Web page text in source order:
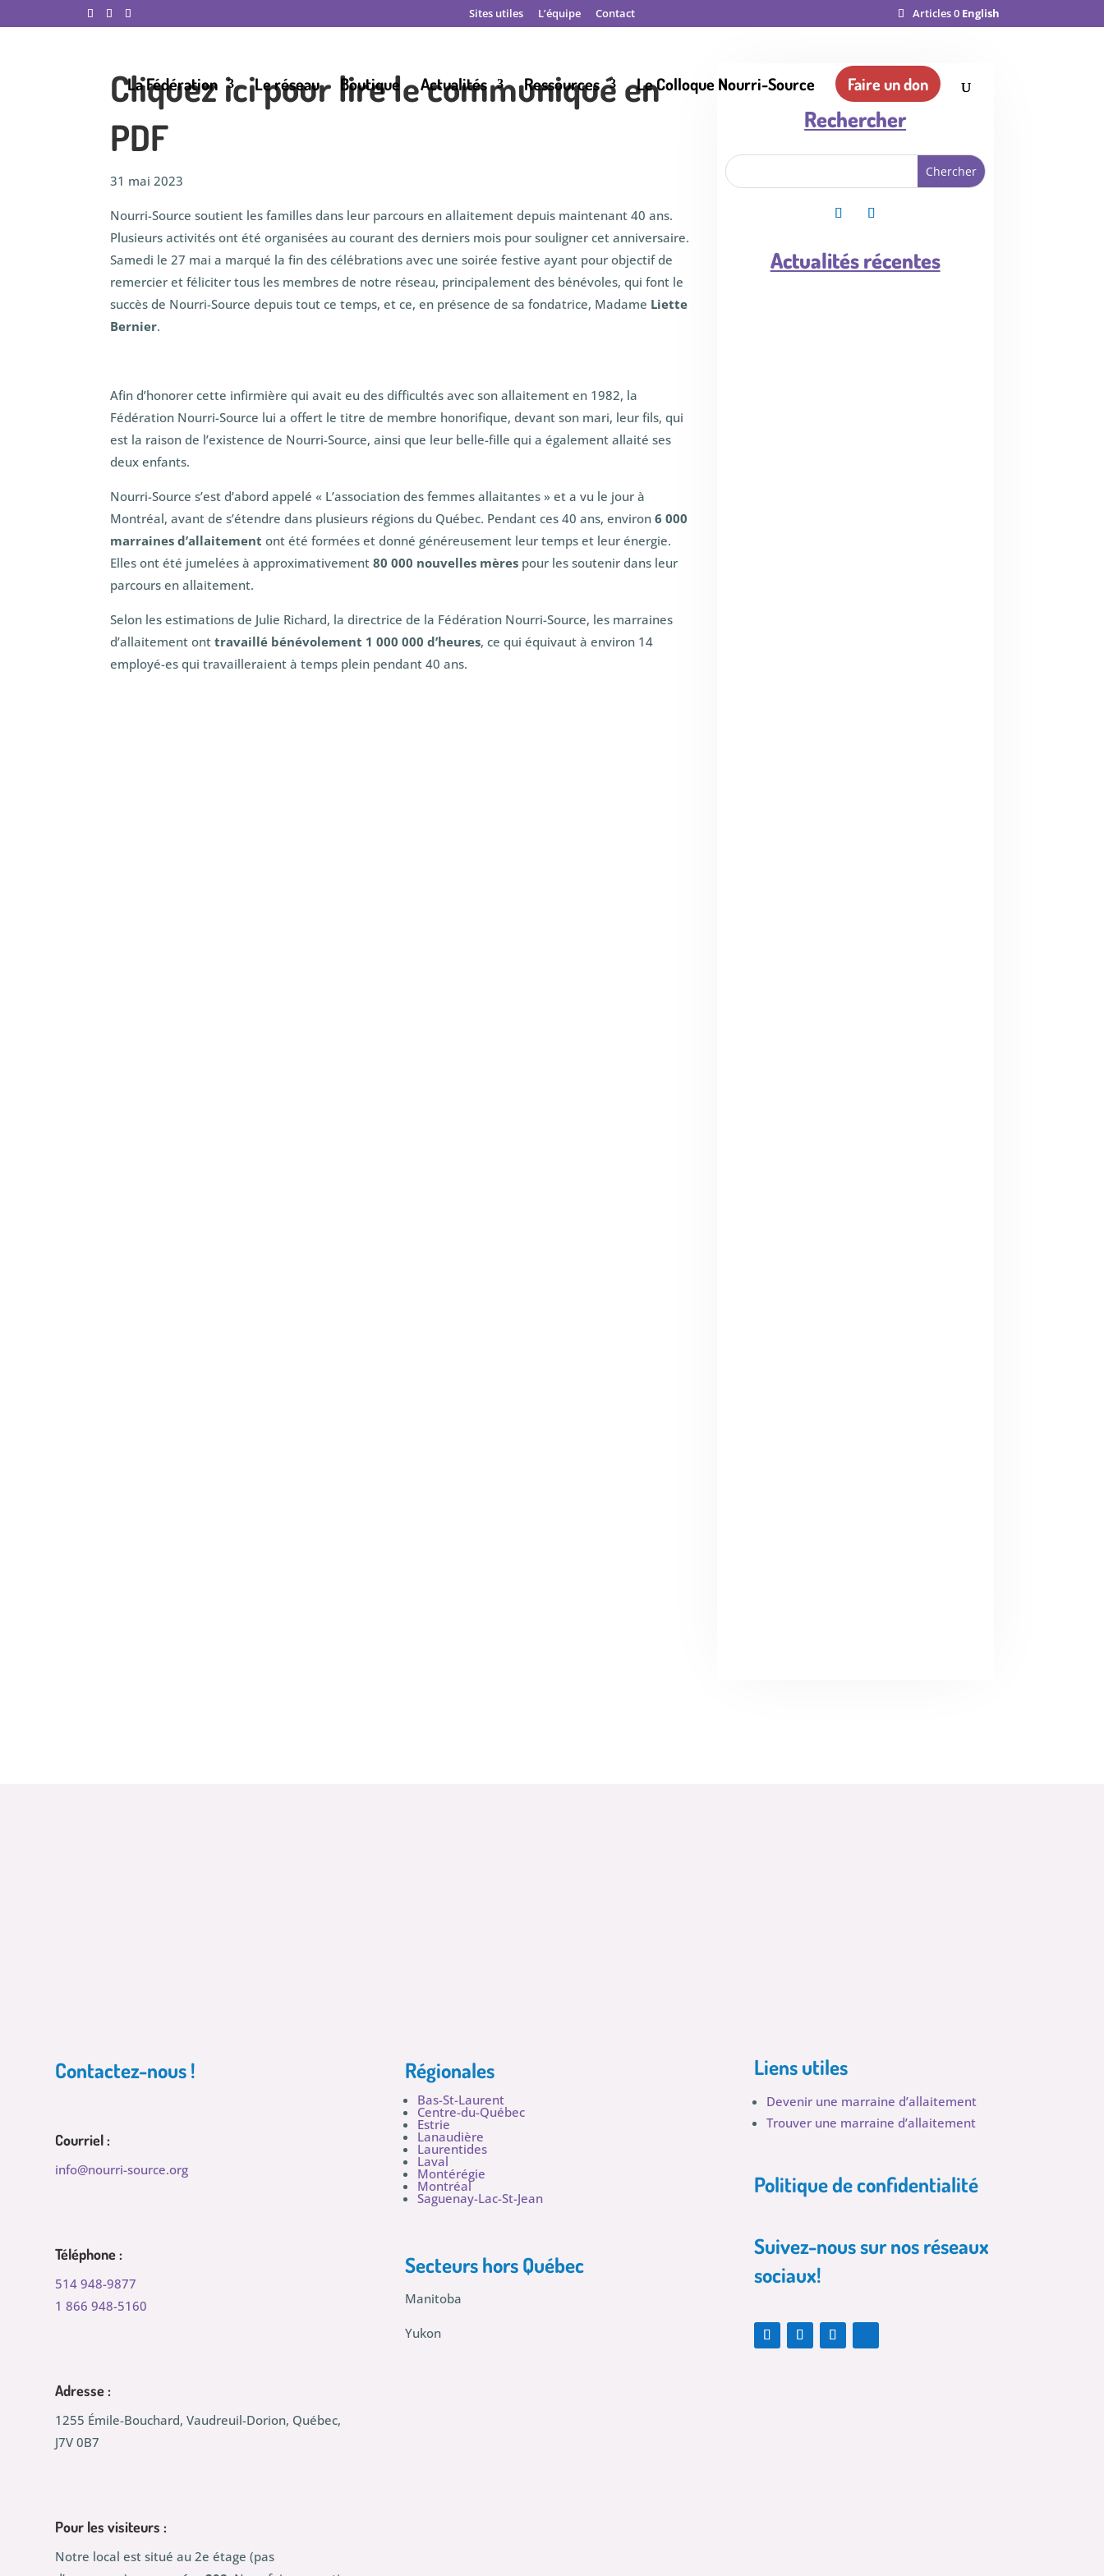
Sites utiles L’équipe Contact Articles 0 English
La Fédération Le réseau Boutique Actualités Ressources Le Colloque Nourri-Source Faire un don
Cliquez ici pour lire le communiqué en
PDF
31 mai 2023
Nourri-Source soutient les familles dans leur parcours en allaitement depuis maintenant 40 ans.
Plusieurs activités ont été organisées au courant des derniers mois pour souligner cet anniversaire.
Samedi le 27 mai a marqué la fin des célébrations avec une soirée festive ayant pour objectif de
remercier et féliciter tous les membres de notre réseau, principalement des bénévoles, qui font le
succès de Nourri-Source depuis tout ce temps, et ce, en présence de sa fondatrice, Madame Liette
Bernier.
Afin d’honorer cette infirmière qui avait eu des difficultés avec son allaitement en 1982, la
Fédération Nourri-Source lui a offert le titre de membre honorifique, devant son mari, leur fils, qui
est la raison de l’existence de Nourri-Source, ainsi que leur belle-fille qui a également allaité ses
deux enfants.
Nourri-Source s’est d’abord appelé « L’association des femmes allaitantes » et a vu le jour à
Montréal, avant de s’étendre dans plusieurs régions du Québec. Pendant ces 40 ans, environ6 000
marraines d’allaitement ont été formées et donné généreusement leur temps et leur énergie.
Elles ont été jumelées à approximativement80 000 nouvelles mères pour les soutenir dans leur
parcours en allaitement.
Selon les estimations de Julie Richard, la directrice de la Fédération Nourri-Source, les marraines
d’allaitement onttravaillé bénévolement 1 000 000 d’heures, ce qui équivaut à environ 14
employé-es qui travailleraient à temps plein pendant 40 ans.
Rechercher
Actualités récentes
Contactez-nous !
Courriel :
info@nourri-source.org
Téléphone :
514 948-9877
1 866 948-5160
Adresse :
1255 Émile-Bouchard, Vaudreuil-Dorion, Québec,
J7V 0B7
Pour les visiteurs :
Notre local est situé au 2e étage (pas
Régionales
Bas-St-Laurent
Centre-du-Québec
Estrie
Lanaudière
Laurentides
Laval
Montérégie
Montréal
Saguenay-Lac-St-Jean
Secteurs hors Québec
Manitoba
Yukon
Liens utiles
Devenir une marraine d’allaitement
Trouver une marraine d’allaitement
Politique de confidentialité
Suivez-nous sur nos réseaux
sociaux!